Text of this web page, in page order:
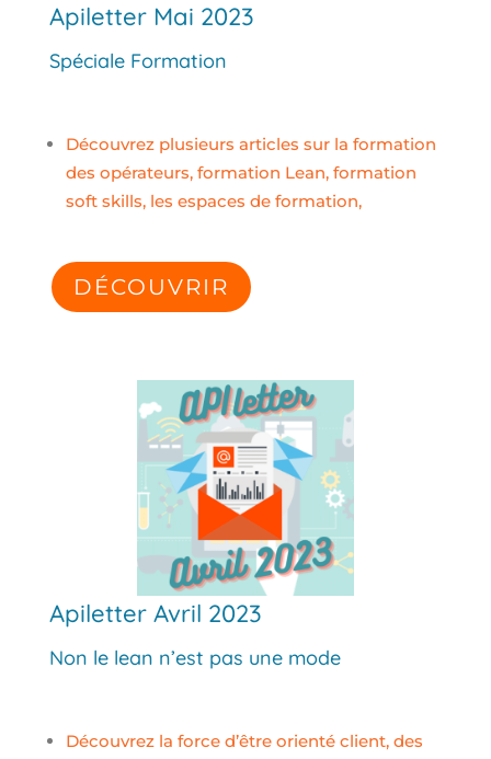
Apiletter Mai 2023
Spéciale Formation
Découvrez plusieurs articles sur la formation
des opérateurs, formation Lean, formation
soft skills, les espaces de formation,
DÉCOUVRIR
Apiletter Avril 2023
Non le lean n’est pas une mode
Découvrez la forced’être orienté client, des